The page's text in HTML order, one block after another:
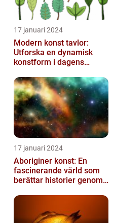
17 januari 2024
Modern konst tavlor:
Utforska en dynamisk
konstform i dagens
17 januari 2024
Aboriginer konst: En
fascinerande värld som
berättar historier genom